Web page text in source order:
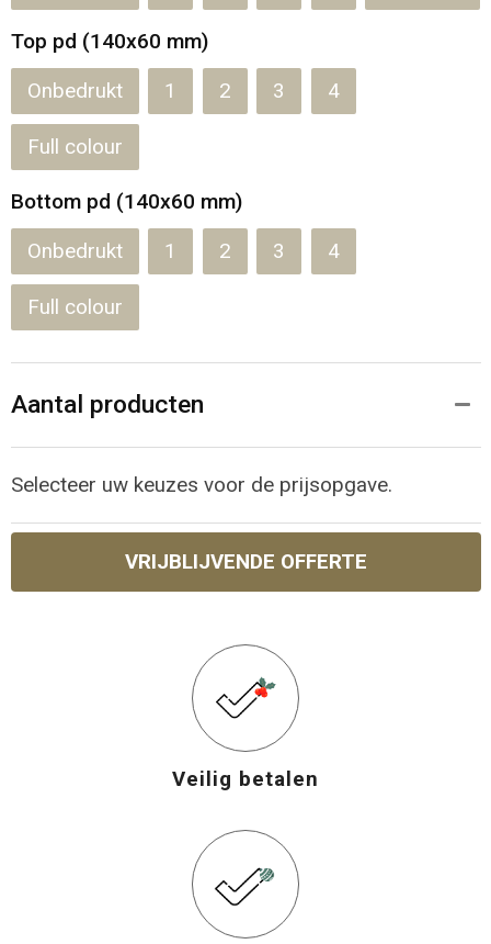
Top pd (140x60 mm)
Onbedrukt 1 2 3 4
Full colour
Bottom pd (140x60 mm)
Onbedrukt 1 2 3 4
Full colour
Aantal producten
Selecteer uw keuzes voor de prijsopgave.
VRIJBLIJVENDE OFFERTE
Veilig betalen